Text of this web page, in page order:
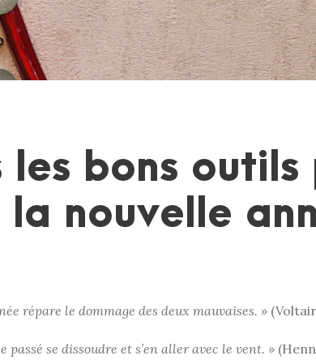
les bons outils
nouvelle
répare le dommage des deux mauvaises. »
passé se dissoudre et s’en aller avec le vent. »